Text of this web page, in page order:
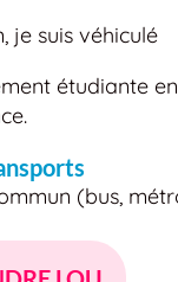
je suis véhiculé
étudiante
(bus,